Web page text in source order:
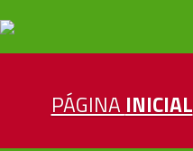
PÁGINA INICIAL